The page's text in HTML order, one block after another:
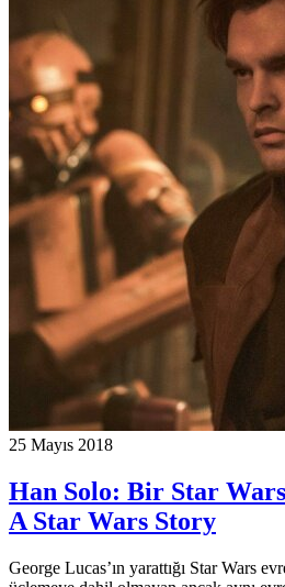
25 Mayıs 2018
Han Solo: Bir Star
A Star Wars Story
George Lucas’ın yarattığı Star Wars